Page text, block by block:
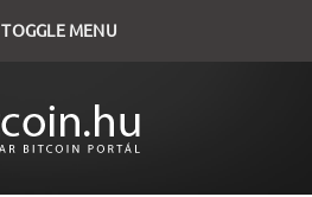
TOGGLE MENU